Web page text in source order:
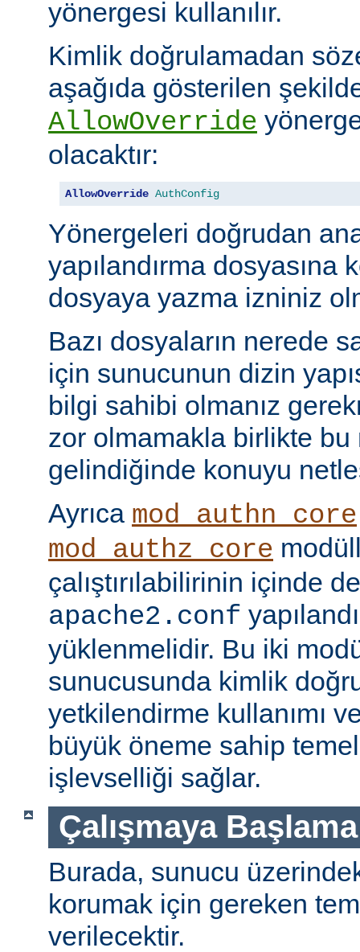
yönergesi kullanılır.
Kimlik doğrulamadan
aşağıda gösterilen
AllowOverride
olacaktır:
AllowOverride AuthConfig
Yönergeleri doğrudan
yapılandırma dosyasına
dosyaya yazma izniniz
Bazı dosyaların nerede
için sunucunun dizin
bilgi sahibi olmanız
zor olmamakla birlikte bu
gelindiğinde konuyu
Ayrıca mod_authn_core
mod_authz_core
çalıştırılabilirinin içinde
apache2.conf
yüklenmelidir. Bu iki
sunucusunda kimlik
yetkilendirme kullanımı
büyük öneme sahip
işlevselliği sağlar.
Çalışmaya Başlama
Burada, sunucu
korumak için gereken
verilecektir.